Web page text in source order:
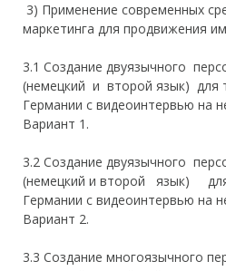
3) Применение современных
маркетинга для продвижения
3.1 Создание двуязычного
(немецкий и второй язык) для
Германии с видеоинтервью на
Вариант 1.
3.2 Создание двуязычного
(немецкий и второй язык)
Германии с видеоинтервью на
Вариант 2.
3.3 Создание многоязычного